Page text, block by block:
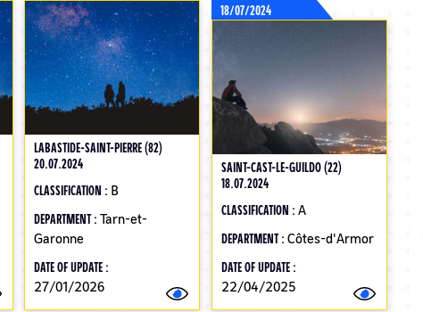
LABASTIDE-SAINT-PIERRE (82)
20.07.2024
CLASSIFICATION : B
DEPARTMENT :Tarn-et-
Garonne
DATE OF UPDATE :
27/01/2026
18/07/2024
SAINT-CAST-LE-GUILDO (22)
18.07.2024
CLASSIFICATION : A
DEPARTMENT : Côtes-d'Armor
DATE OF UPDATE :
22/04/2025